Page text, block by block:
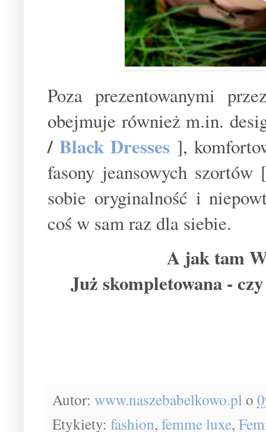
Poza prezentowanymi
obejmuje również m.in.
/Black Dresses ],
fasony jeansowych
sobie oryginalność i
coś w sam raz dla siebie.
A jak tam
Już skompletowana -
Autor: www.naszebabelkowo.plo
Etykiety: fashion, femme luxe,